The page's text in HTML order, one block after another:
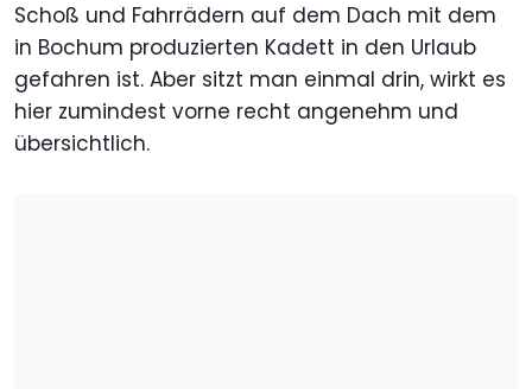
Schoß und Fahrrädern auf dem Dach mit dem
in Bochum produzierten Kadett in den Urlaub
gefahren ist. Aber sitzt man einmal drin, wirkt es
hier zumindest vorne recht angenehm und
übersichtlich.